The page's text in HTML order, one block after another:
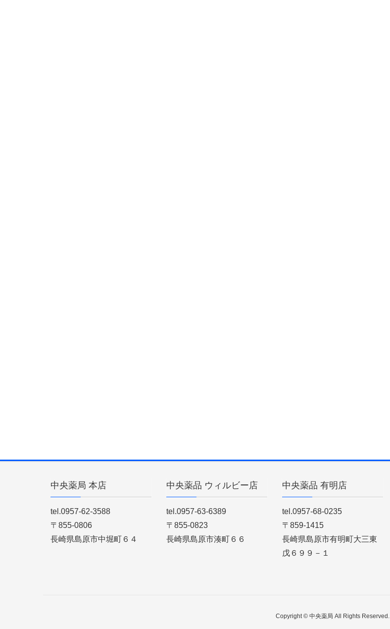
中央薬局 本店
tel.0957-62-3588
〒855-0806
長崎県島原市中堀町６４
中央薬品 ウィルビー店
tel.0957-63-6389
〒855-0823
長崎県島原市湊町６６
中央薬品 有明店
tel.0957-68-0235
〒859-1415
長崎県島原市有明町大三東
戊６９９－１
Copyright © 中央薬局 All Rights Reserved.